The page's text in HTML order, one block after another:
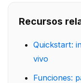
Recursos
Quickstart:
vivo
Funciones: